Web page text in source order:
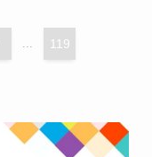
119